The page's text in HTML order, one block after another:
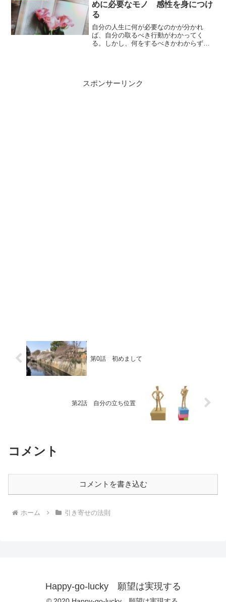
めに必要なモノ 感性を身につけ
る
自分の人生に何が必要なのかが分かれ
ば、自分の取るべき行動がわかってく
る。しかし、何をするべきかわからず迷
スポンサーリンク
第0話 初めまして
第2話 自分の立ち位置
コメント
コメントを書き込む
ホーム 引き寄せの法則
Happy-go-lucky 願望は実現する